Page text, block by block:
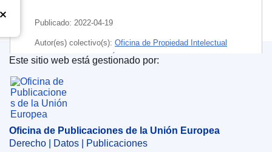
Publicado: 2022-04-19
Autor(es) colectivo(s): Oficina de Propiedad Intelectual
de la Unión Europea(Órgano o agencia de la UE
Tema:investigación científica
investigación
CELEX : C2022/163/06
OJ : JOC_2022_163_R_0006
Oficina de Publicaciones de la Unión Europea
Este sitio web está gestionado por:
Oficina de Publicaciones de la Unión Europea
Derecho | Datos | Publicaciones